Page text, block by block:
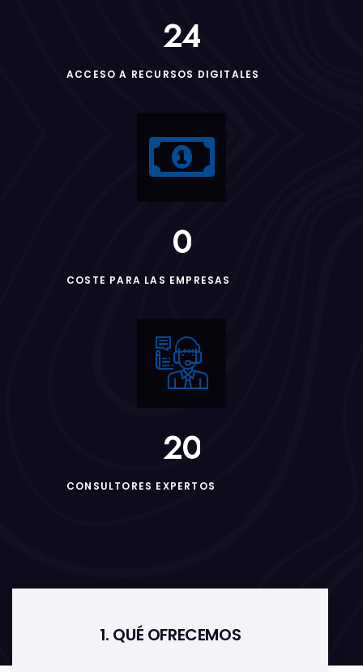
24
ACCESO A RECURSOS DIGITALES
0
COSTE PARA LAS EMPRESAS
20
CONSULTORES EXPERTOS
1. QUÉ OFRECEMOS